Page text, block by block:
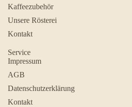
Kaffeezubehör
Unsere Rösterei
Kontakt
Service
Impressum
AGB
Datenschutzerklärung
Kontakt